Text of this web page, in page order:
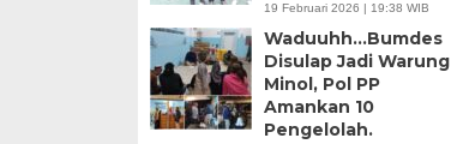
19 Februari 2026 | 19:38 WIB
Waduuhh…Bumdes
Disulap Jadi Warung
Minol, Pol PP
Amankan 10
Pengelolah.